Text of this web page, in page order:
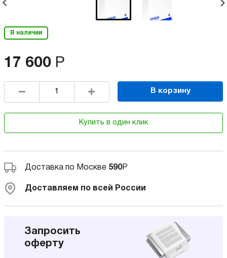
В наличии
17 600 Р
В корзину
Купить в один клик
Доставка по Москве 590Р
Доставляем по всей России
Запросить
оферту